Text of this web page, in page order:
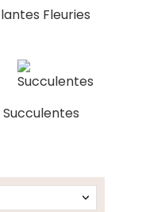
Fleuries
Succulentes